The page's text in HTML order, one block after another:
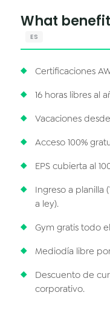
What
ES
Certificaciones
16 horas libres al
Vacaciones
Acceso 100%
EPS cubierta al
Ingreso a planilla
a ley).
Gym gratis todo
Mediodía libre
Descuento de
corporativo.